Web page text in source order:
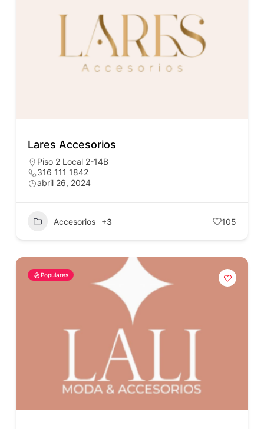
Lares Accesorios
Piso 2 Local 2-14B
316 111 1842
abril 26, 2024
Accesorios +3 105
Populares